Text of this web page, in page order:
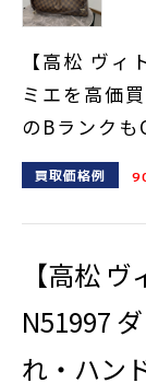
【高松 ヴ
ミエを高価
のBランクも
買取価格例
【高松
N51997
れ・ハン